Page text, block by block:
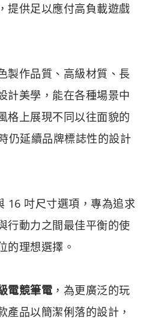
提供足以應付高負載遊戲
製作品質、高級材質、長
計美學，能在各種場景中
格上展現不同以往面貌的
仍延續品牌標誌性的設計
16 吋尺寸選項，專為追求
行動力之間最佳平衡的使
的理想選擇。
電競筆電 ，為更廣泛的玩
產品以簡潔俐落的設計，